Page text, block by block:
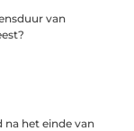
van
na het einde van